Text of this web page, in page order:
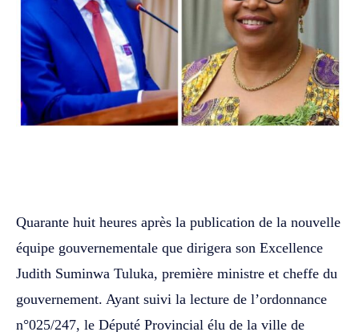
‎Quarante huit heures après la publication de la nouvelle
équipe gouvernementale que dirigera son Excellence
Judith Suminwa Tuluka, première ministre et cheffe du
gouvernement. Ayant suivi la lecture de l’ordonnance
n°025/247, le Député Provincial élu de la ville de